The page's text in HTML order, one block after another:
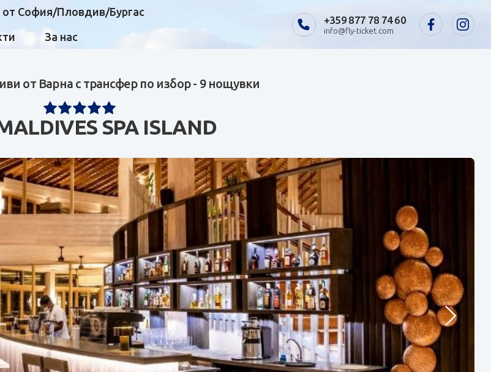
от София/Пловдив/Бургас
За нас
+359 877 78 74 60
info@fly-ticket.com
от Варна с трансфер по избор - 9 нощувки
SPA ISLAND